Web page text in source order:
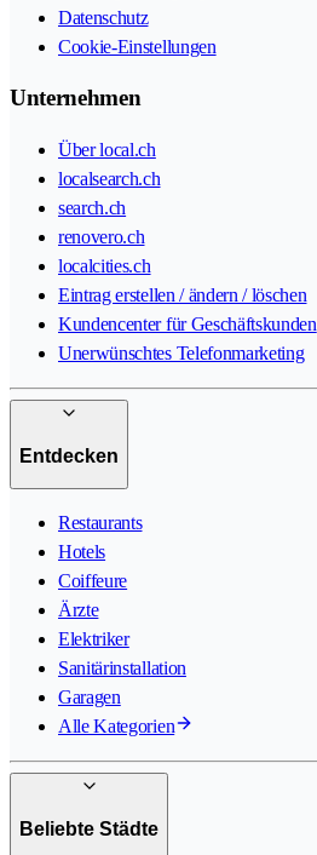
Datenschutz
Cookie-Einstellungen
Unternehmen
Über local.ch
localsearch.ch
search.ch
renovero.ch
localcities.ch
Eintrag erstellen / ändern / löschen
Kundencenter für Geschäftskunden
Unerwünschtes Telefonmarketing
Entdecken
Restaurants
Hotels
Coiffeure
Ärzte
Elektriker
Sanitärinstallation
Garagen
Alle Kategorien
Beliebte Städte